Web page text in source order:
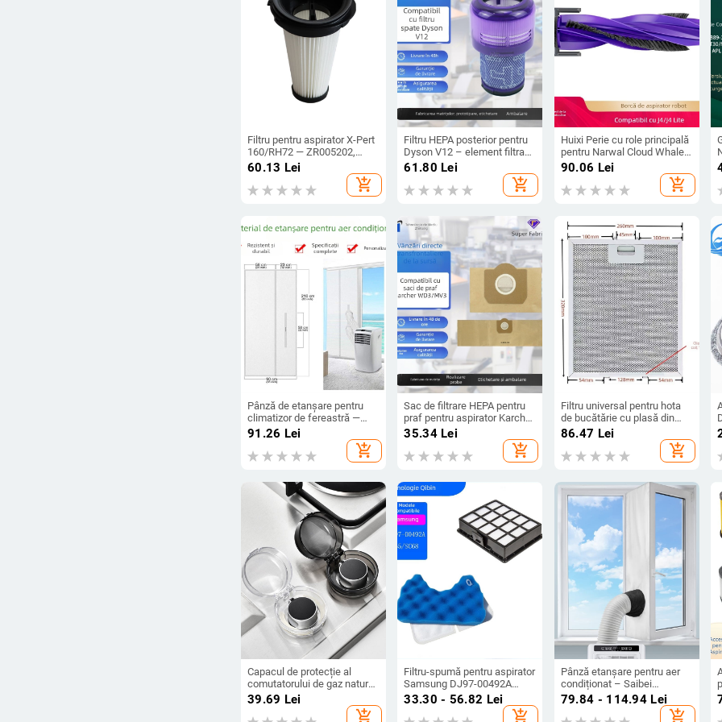
Filtru pentru aspirator X-Pert
160/RH72 — ZR005202,
model 00597
60.13 Lei
add_shopping_cart
Filtru HEPA posterior pentru
Dyson V12 – element filtrant
pentru aspirator
61.80 Lei
add_shopping_cart
Huixi Perie cu role principală
pentru Narwal Cloud Whale
J4/J4 Lite/J5/Xiaoyao 001 –
utilizare casnică, 101–150
m²
90.06 Lei
add_shopping_cart
Pânză de etanșare pentru
climatizor de fereastră —
impermeabilă, anti țânțari,
protecție împotriva aerului
direct; Material: fibră
91.26 Lei
add_shopping_cart
Sac de filtrare HEPA pentru
praf pentru aspirator Karcher
WD3 MV3 (model 6.959-130)
35.34Lei
add_shopping_cart
Filtru universal pentru hota
de bucătărie cu plasă din
oțel inoxidabil, grilă din oțel,
modelul 001, separator de
ulei
86.47 Lei
add_shopping_cart
Capacul de protecție al
comutatorului de gaz natural
pentru aragaz - montaj tip
pastă, model 2022, origine
39.69 Lei
add_shopping_cart
Filtru-spumă pentru aspirator
Samsung DJ97-00492A
SC65/SC68, curățarea
podelei, acoperire 101–150
33.30 - 56.82 Lei
add_shopping_cart
Pânză etanșare pentru aer
condiționat – Saibei
0000132 – Accesorii pentru
aer condiționat – Certificat
79.84 - 114.94 Lei
add_shopping_cart